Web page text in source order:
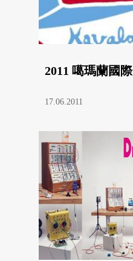
2011 噶瑪蘭國
17.06.2011